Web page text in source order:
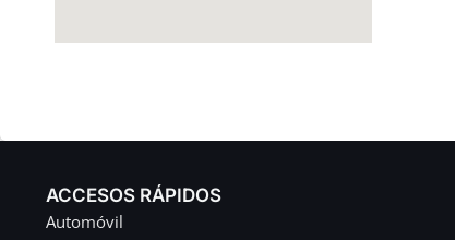
ACCESOS RÁPIDOS
Automóvil